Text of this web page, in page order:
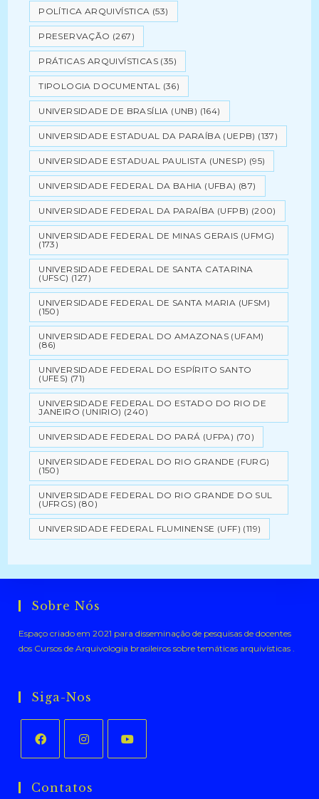
POLÍTICA ARQUIVÍSTICA (53)
PRESERVAÇÃO (267)
PRÁTICAS ARQUIVÍSTICAS (35)
TIPOLOGIA DOCUMENTAL (36)
UNIVERSIDADE DE BRASÍLIA (UNB) (164)
UNIVERSIDADE ESTADUAL DA PARAÍBA (UEPB) (137)
UNIVERSIDADE ESTADUAL PAULISTA (UNESP) (95)
UNIVERSIDADE FEDERAL DA BAHIA (UFBA) (87)
UNIVERSIDADE FEDERAL DA PARAÍBA (UFPB) (200)
UNIVERSIDADE FEDERAL DE MINAS GERAIS (UFMG)
(173)
UNIVERSIDADE FEDERAL DE SANTA CATARINA
(UFSC) (127)
UNIVERSIDADE FEDERAL DE SANTA MARIA (UFSM)
(150)
UNIVERSIDADE FEDERAL DO AMAZONAS (UFAM)
(86)
UNIVERSIDADE FEDERAL DO ESPÍRITO SANTO
(UFES) (71)
UNIVERSIDADE FEDERAL DO ESTADO DO RIO DE
JANEIRO (UNIRIO) (240)
UNIVERSIDADE FEDERAL DO PARÁ (UFPA) (70)
UNIVERSIDADE FEDERAL DO RIO GRANDE (FURG)
(150)
UNIVERSIDADE FEDERAL DO RIO GRANDE DO SUL
(UFRGS) (80)
UNIVERSIDADE FEDERAL FLUMINENSE (UFF) (119)
Sobre Nós
Espaço criado em 2021 para disseminação de pesquisas de docentes
dos Cursos de Arquivologia brasileiros sobre temáticas arquivísticas .
Siga-Nos
em
em
Contatos